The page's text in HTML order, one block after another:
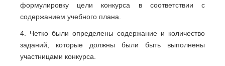
формулировку цели конкурса в соответствии с
содержанием учебного плана.
4. Четко были определены содержание и количество
заданий, которые должны были быть выполнены
участницами конкурса.